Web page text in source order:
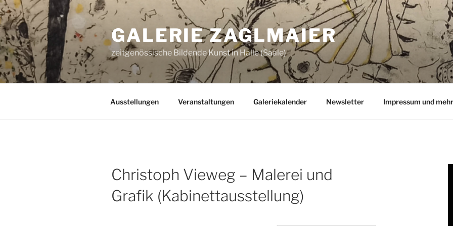
Zum
Inhalt
springen
GALERIE ZAGLMAIER
zeitgenössische Bildende Kunst in Halle (Saale)
Ausstellungen Veranstaltungen Galeriekalender Newsletter Impressum und mehr
Christoph Vieweg – Malerei und
Grafik (Kabinettausstellung)